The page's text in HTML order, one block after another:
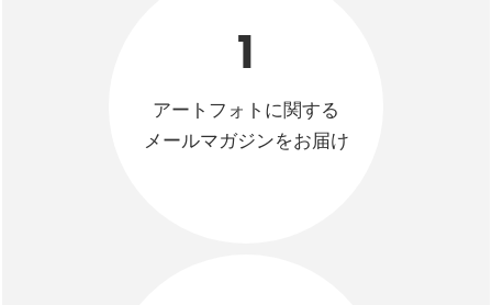
1
アートフォトに関する
メールマガジンをお届け